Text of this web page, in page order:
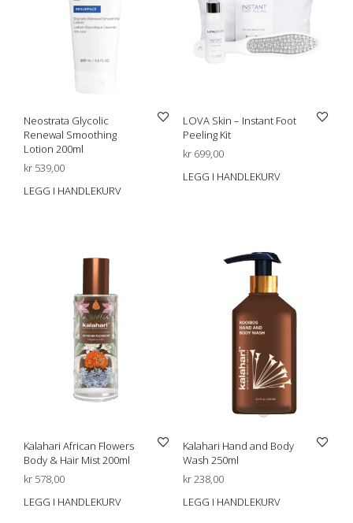
Neostrata Glycolic
Renewal Smoothing
Lotion 200ml
kr 539,00
LEGG I HANDLEKURV
LOVA Skin – Instant Foot
Peeling Kit
kr699,00
LEGG I HANDLEKURV
Kalahari African Flowers
Body & Hair Mist 200ml
kr 578,00
LEGG I HANDLEKURV
Kalahari Hand and Body
Wash 250ml
kr238,00
LEGG I HANDLEKURV